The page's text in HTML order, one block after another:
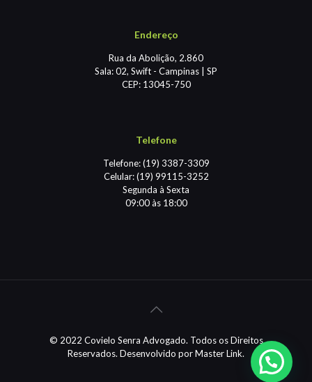
Endereço
Rua da Abolição, 2.860
Sala: 02, Swift - Campinas | SP
CEP: 13045-750
Telefone
Telefone: (19) 3387-3309
Celular: (19) 99115-3252
Segunda à Sexta
09:00 às 18:00
© 2022 Covielo Senra Advogado. Todos os Direitos
Reservados. Desenvolvido porMaster Link.